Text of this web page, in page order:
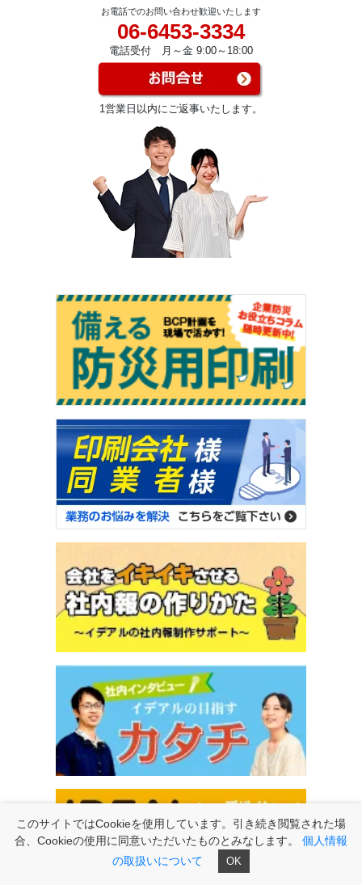
お電話でのお問い合わせ歓迎いたします
06-6453-3334
電話受付 月～金 9:00～18:00
1営業日以内にご返事いたします。
このサイトではCookieを使用しています。引き続き閲覧された場
合、Cookieの使用に同意いただいたものとみなします。 個人情報
の取扱いについて
OK
適格請求書発行事業者の登録番号